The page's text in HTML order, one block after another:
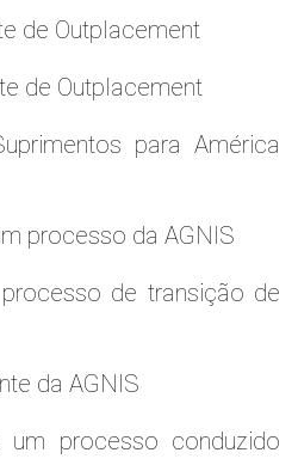
de Outplacement
de Outplacement
para América
processo da AGNIS
de transição de
da AGNIS
processo conduzido